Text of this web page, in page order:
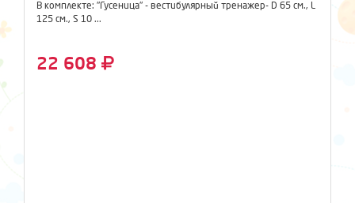
В комплекте: "Гусеница" - вестибулярный тренажер- D 65 см., L
125 см., S 10 ...
22 608